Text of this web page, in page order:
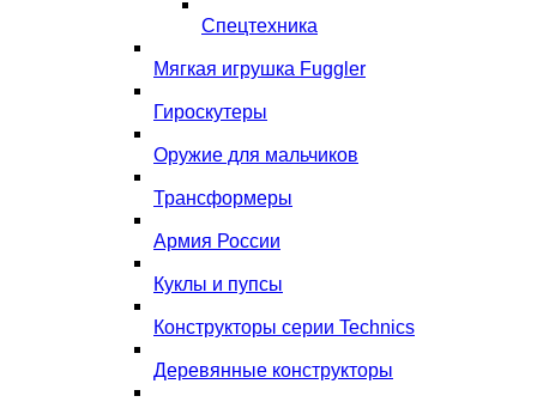
Спецтехника
Мягкая игрушка Fuggler
Гироскутеры
Оружие для мальчиков
Трансформеры
Армия России
Куклы и пупсы
Конструкторы серии Technics
Деревянные конструкторы